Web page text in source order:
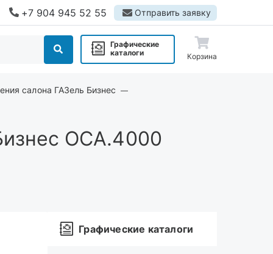
+7 904 945 52 55 Отправить заявку
Графические
каталоги
Корзина
салона ГАЗель Бизнес
ОСА.4000
Графические каталоги